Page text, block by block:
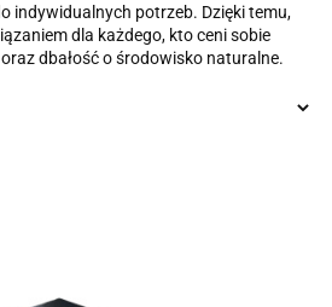
indywidualnych potrzeb. Dzięki temu,
dla każdego, kto ceni sobie
dbałość o środowisko naturalne.